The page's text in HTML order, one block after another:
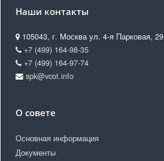
Наши контакты
105043, г. Москва ул. 4-я Парковая, 29
+7 (499) 164-98-35
+7 (499) 164-97-74
spk@vcot.info
О совете
Основная информация
Документы